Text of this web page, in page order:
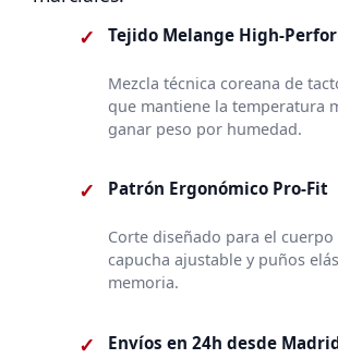
✓
Tejido Melange High-
Mezcla técnica coreana de
que mantiene la temperatura
ganar peso por humedad.
✓ Patrón Ergonómico Pro-Fit
Corte diseñado para el
capucha ajustable y puños
memoria.
✓ Envíos en 24h desde